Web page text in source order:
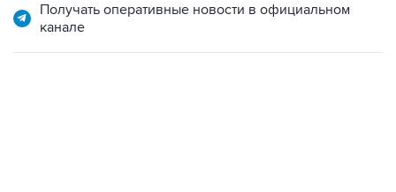
Получать оперативные новости в официальном
канале